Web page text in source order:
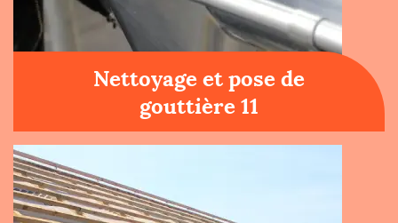
Nettoyage et pose de
gouttière 11